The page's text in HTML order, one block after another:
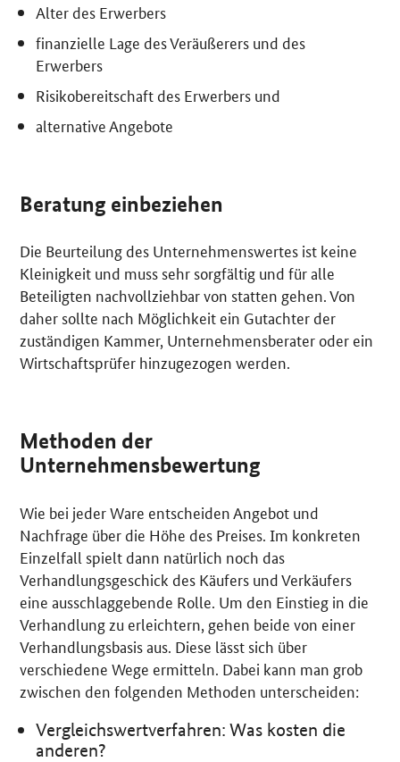
Alter des Erwerbers
finanzielle Lage des Veräußerers und des
Erwerbers
Risikobereitschaft des Erwerbers und
alternative Angebote
Beratung einbeziehen
Die Beurteilung des Unternehmenswertes ist keine
Kleinigkeit und muss sehr sorgfältig und für alle
Beteiligten nachvollziehbar von statten gehen. Von
daher sollte nach Möglichkeit ein Gutachter der
zuständigen Kammer, Unternehmensberater oder ein
Wirtschaftsprüfer hinzugezogen werden.
Methoden der
Unternehmensbewertung
Wie bei jeder Ware entscheiden Angebot und
Nachfrage über die Höhe des Preises. Im konkreten
Einzelfall spielt dann natürlich noch das
Verhandlungsgeschick des Käufers und Verkäufers
eine ausschlaggebende Rolle. Um den Einstieg in die
Verhandlung zu erleichtern, gehen beide von einer
Verhandlungsbasis aus. Diese lässt sich über
verschiedene Wege ermitteln. Dabei kann man grob
zwischen den folgenden Methoden unterscheiden:
Vergleichswertverfahren: Was kosten die
anderen?